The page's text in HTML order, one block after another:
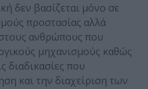
δεν βασίζεται μόνο σε
προστασίας αλλά
ανθρώπους που
μηχανισμούς καθώς
διαδικασίες που
και την διαχείριση των